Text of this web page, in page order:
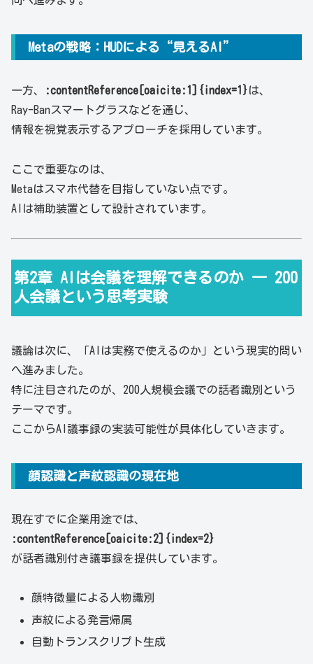
Metaの戦略：HUDによる“見えるAI”
一方、 :contentReference[oaicite:1]{index=1}は、
Ray-Banスマートグラスなどを通じ、
情報を視覚表示するアプローチを採用しています。
ここで重要なのは、
Metaはスマホ代替を目指していない点です。
AIは補助装置として設計されています。
第2章 AIは会議を理解できるのか ― 200
人会議という思考実験
議論は次に、「AIは実務で使えるのか」という現実的問い
へ進みました。
特に注目されたのが、200人規模会議での話者識別という
テーマです。
ここからAI議事録の実装可能性が具体化していきます。
顔認識と声紋認識の現在地
現在すでに企業用途では、
:contentReference[oaicite:2]{index=2}
が話者識別付き議事録を提供しています。
顔特徴量による人物識別
声紋による発言帰属
自動トランスクリプト生成